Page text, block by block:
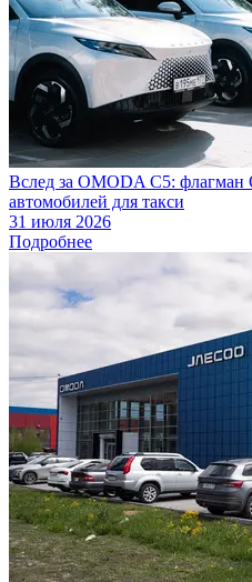
Вслед за OMODA C5:
автомобилей для такси
31 июля 2026
Подробнее